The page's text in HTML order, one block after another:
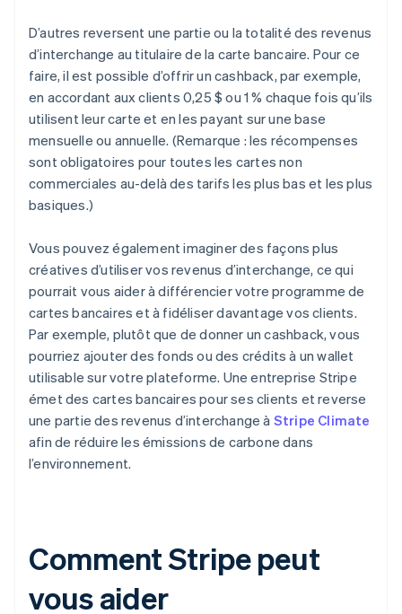
D’autres reversent une partie ou la totalité des revenus
d’interchange au titulaire de la carte bancaire. Pour ce
faire, il est possible d’offrir un cashback, par exemple,
en accordant aux clients 0,25 $ ou 1 % chaque fois qu’ils
utilisent leur carte et en les payant sur une base
mensuelle ou annuelle. (Remarque : les récompenses
sont obligatoires pour toutes les cartes non
commerciales au-delà des tarifs les plus bas et les plus
basiques.)
Vous pouvez également imaginer des façons plus
créatives d’utiliser vos revenus d’interchange, ce qui
pourrait vous aider à différencier votre programme de
cartes bancaires et à fidéliser davantage vos clients.
Par exemple, plutôt que de donner un cashback, vous
pourriez ajouter des fonds ou des crédits à un wallet
utilisable sur votre plateforme. Une entreprise Stripe
émet des cartes bancaires pour ses clients et reverse
une partie des revenus d’interchange à Stripe Climate
afin de réduire les émissions de carbone dans
l’environnement.
Comment Stripe peut
vous aider